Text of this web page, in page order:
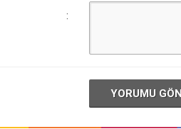
:
YORUMU